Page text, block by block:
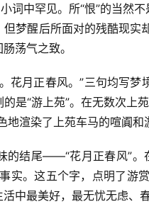
词中罕见。所“恨”的当然
梦醒后所面对的残酷现
荡气之致。
花月正春风。”三句均写
是“游上苑”。在无数次上
渲染了上苑车马的喧阗和
的结尾——“花月正春风”
实。这五个字，点明了游
最美好，最无忧无虑、春